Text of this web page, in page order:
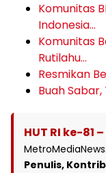
Komunitas
Indonesia…
Komunitas
Rutilahu…
Resmikan
Buah
HUT RI ke-81
Penulis,